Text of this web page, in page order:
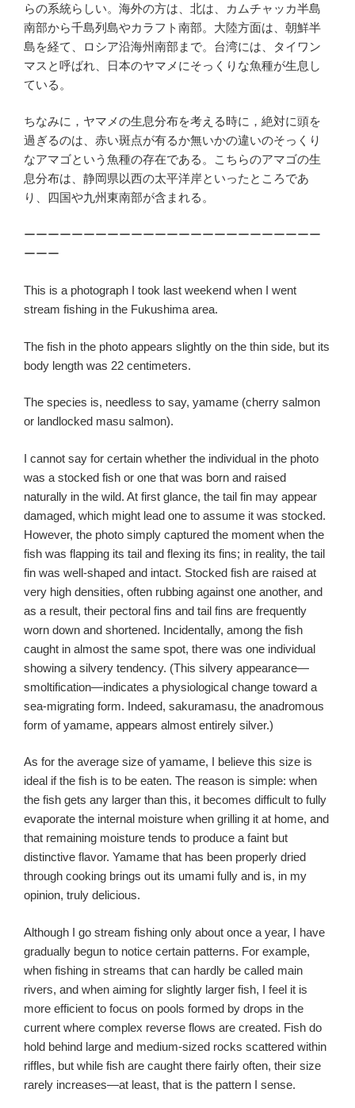
らの系統らしい。海外の方は、北は、カムチャッカ半島
南部から千島列島やカラフト南部。大陸方面は、朝鮮半
島を経て、ロシア沿海州南部まで。台湾には、タイワン
マスと呼ばれ、日本のヤマメにそっくりな魚種が生息し
ている。
ちなみに，ヤマメの生息分布を考える時に，絶対に頭を
過ぎるのは、赤い斑点が有るか無いかの違いのそっくり
なアマゴという魚種の存在である。こちらのアマゴの生
息分布は、静岡県以西の太平洋岸といったところであ
り、四国や九州東南部が含まれる。
ーーーーーーーーーーーーーーーーーーーーーーーーー
ーーー
This is a photograph I took last weekend when I went
stream fishing in the Fukushima area.
The fish in the photo appears slightly on the thin side, but its
body length was 22 centimeters.
The species is, needless to say, yamame (cherry salmon
or landlocked masu salmon).
I cannot say for certain whether the individual in the photo
was a stocked fish or one that was born and raised
naturally in the wild. At first glance, the tail fin may appear
damaged, which might lead one to assume it was stocked.
However, the photo simply captured the moment when the
fish was flapping its tail and flexing its fins; in reality, the tail
fin was well-shaped and intact. Stocked fish are raised at
very high densities, often rubbing against one another, and
as a result, their pectoral fins and tail fins are frequently
worn down and shortened. Incidentally, among the fish
caught in almost the same spot, there was one individual
showing a silvery tendency. (This silvery appearance—
smoltification—indicates a physiological change toward a
sea-migrating form. Indeed, sakuramasu, the anadromous
form of yamame, appears almost entirely silver.)
As for the average size of yamame, I believe this size is
ideal if the fish is to be eaten. The reason is simple: when
the fish gets any larger than this, it becomes difficult to fully
evaporate the internal moisture when grilling it at home, and
that remaining moisture tends to produce a faint but
distinctive flavor. Yamame that has been properly dried
through cooking brings out its umami fully and is, in my
opinion, truly delicious.
Although I go stream fishing only about once a year, I have
gradually begun to notice certain patterns. For example,
when fishing in streams that can hardly be called main
rivers, and when aiming for slightly larger fish, I feel it is
more efficient to focus on pools formed by drops in the
current where complex reverse flows are created. Fish do
hold behind large and medium-sized rocks scattered within
riffles, but while fish are caught there fairly often, their size
rarely increases—at least, that is the pattern I sense.